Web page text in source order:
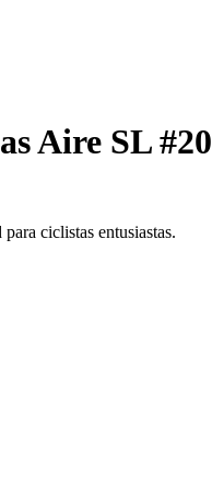
Aire SL #20
ciclistas entusiastas.